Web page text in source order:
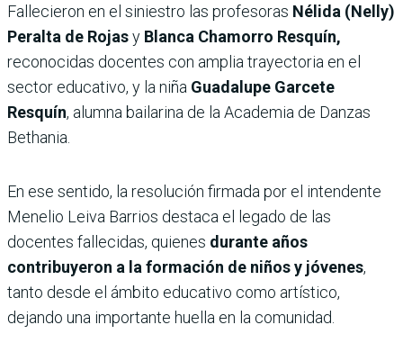
Fallecieron en el siniestro las profesoras Nélida (Nelly)
Peralta de Rojasy Blanca Chamorro Resquín,
reconocidas docentes con amplia trayectoria en el
sector educativo, y la niña Guadalupe Garcete
Resquín, alumna bailarina de la Academia de Danzas
Bethania.
En ese sentido, la resolución firmada por el intendente
Menelio Leiva Barrios destaca el legado de las
docentes fallecidas, quienes durante años
contribuyeron a la formación de niños y jóvenes,
tanto desde el ámbito educativo como artístico,
dejando una importante huella en la comunidad.